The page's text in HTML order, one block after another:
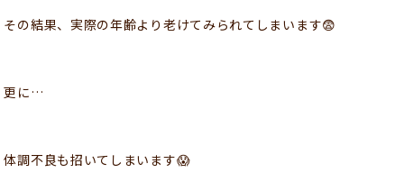
その結果、実際の年齢より老けてみられてしまいます😨
更に…
体調不良も招いてしまいます😱